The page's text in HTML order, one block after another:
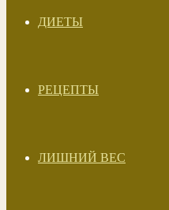
ДИЕТЫ
РЕЦЕПТЫ
ЛИШНИЙ ВЕС